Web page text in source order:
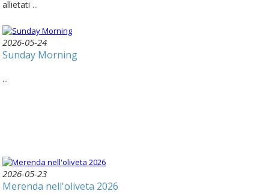
allietati ...
2026-05-24
Sunday Morning
...
2026-05-23
Merenda nell'oliveta 2026